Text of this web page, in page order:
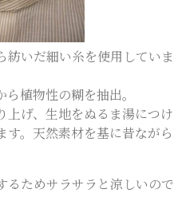
いだ細い糸を使用していま
植物性の糊を抽出。
上げ、生地をぬるま湯につけ
す。天然素材を基に昔ながら
るためサラサラと涼しいので